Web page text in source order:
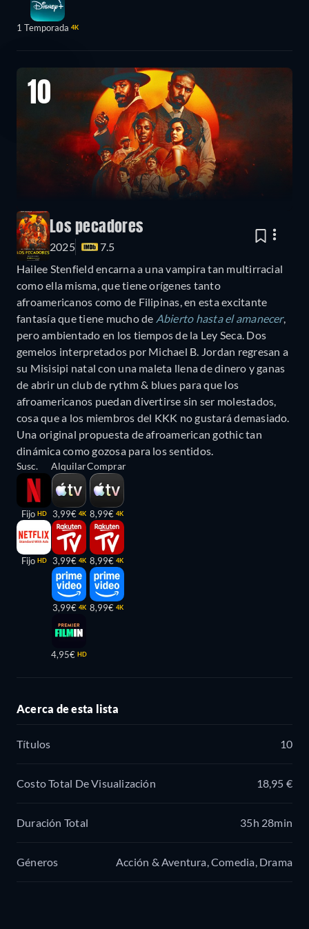
1 Temporada 4K
10
Los pecadores
2025
7.5
Hailee Stenfield encarna a una vampira tan multirracial
como ella misma, que tiene orígenes tanto
afroamericanos como de Filipinas, en esta excitante
fantasía que tiene mucho de Abierto hasta el amanecer,
pero ambientado en los tiempos de la Ley Seca. Dos
gemelos interpretados por Michael B. Jordan regresan a
su Misisipi natal con una maleta llena de dinero y ganas
de abrir un club de rythm & blues para que los
afroamericanos puedan divertirse sin ser molestados,
cosa que a los miembros del KKK no gustará demasiado.
Una original propuesta de afroamerican gothic tan
dinámica como gozosa para los sentidos.
Susc.
Fijo HD
Fijo HD
Alquilar
3,99€ 4K
3,99€ 4K
3,99€ 4K
4,95€ HD
Comprar
8,99€ 4K
8,99€ 4K
8,99€ 4K
Acerca de esta lista
Títulos 10
Costo Total De Visualización 18,95 €
Duración Total 35h 28min
Géneros Acción & Aventura, Comedia, Drama